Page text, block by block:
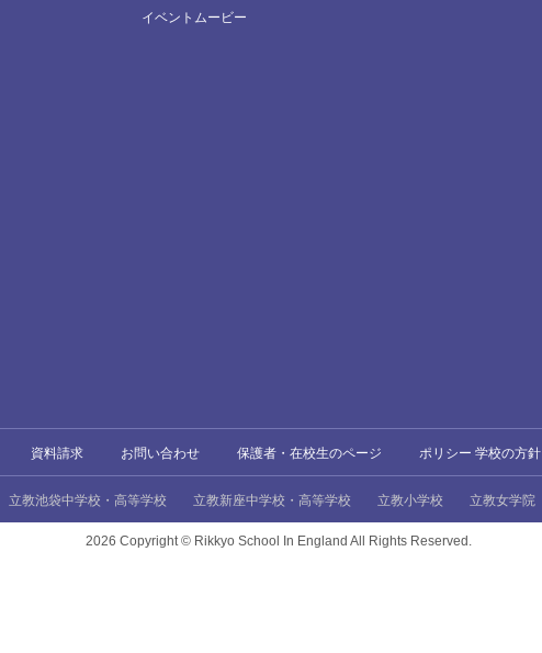
イベントムービー
資料請求 お問い合わせ 保護者・在校生のページ ポリシー 学校の方針
立教池袋中学校・高等学校 立教新座中学校・高等学校 立教小学校 立教女学院
2026 Copyright © Rikkyo School In England All Rights Reserved.